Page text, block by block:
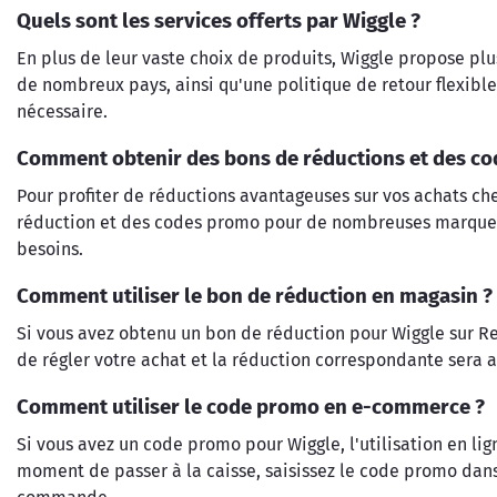
Quels sont les services offerts par Wiggle ?
En plus de leur vaste choix de produits, Wiggle propose
de nombreux pays, ainsi qu'une politique de retour
nécessaire.
Comment obtenir des bons de réductions et des
Pour profiter de réductions avantageuses sur vos achats
réduction et des codes promo pour de nombreuses
besoins.
Comment utiliser le bon de réduction en magasin ?
Si vous avez obtenu un bon de réduction pour Wiggle sur
de régler votre achat et la réduction correspondante sera
Comment utiliser le code promo en e-commerce ?
Si vous avez un code promo pour Wiggle, l'utilisation en
moment de passer à la caisse, saisissez le code promo